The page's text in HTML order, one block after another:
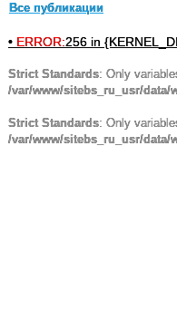
Все публикации
• ERROR:256 in
Strict Standards: Only
/var/www/sitebs_ru_usr/
Strict Standards: Only
/var/www/sitebs_ru_usr/